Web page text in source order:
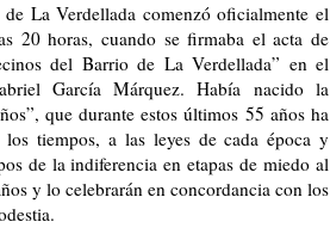
La Verdellada comenzó oficialmente el
20 horas, cuando se firmaba el acta de
del Barrio de La Verdellada” en el
García Márquez. Había nacido la
que durante estos últimos 55 años ha
tiempos, a las leyes de cada época y
de la indiferencia en etapas de miedo al
y lo celebrarán en concordancia con los